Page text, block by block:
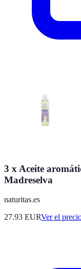
3 x Aceite
Madreselva
naturitas.es
27.93 EURVer el